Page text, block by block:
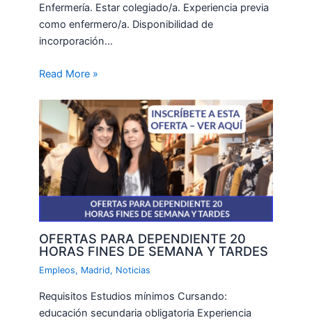
Enfermería. Estar colegiado/a. Experiencia previa
como enfermero/a. Disponibilidad de
incorporación…
Read More »
OFERTAS PARA DEPENDIENTE 20
HORAS FINES DE SEMANA Y TARDES
Empleos, Madrid, Noticias
Requisitos Estudios mínimos Cursando:
educación secundaria obligatoria Experiencia